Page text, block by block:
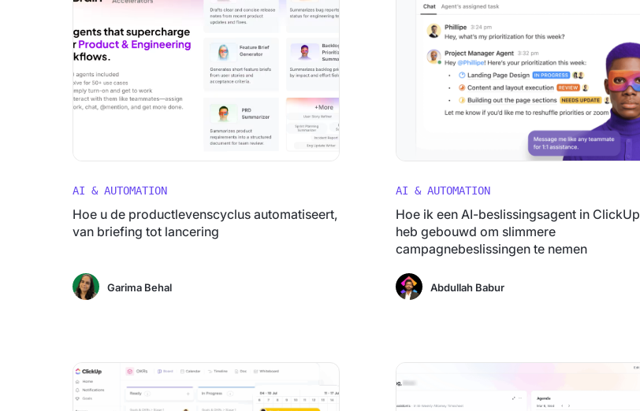
AI & AUTOMATION
Hoe u de productlevenscyclus automatiseert,
van briefing tot lancering
Garima Behal
AI & AUTOMATION
Hoe ik een AI-beslissingsagent in ClickUp
heb gebouwd om slimmere
campagnebeslissingen te nemen
Abdullah Babur